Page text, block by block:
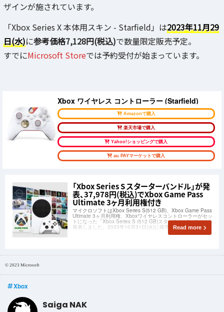
ザインが施されています。
「Xbox Series X 本体用スキン - Starfield」は2023年11月29
日(水)に参考価格7,128円(税込)で数量限定販売予定。
すでにMicrosoft Storeでは予約受付が始まっています。
Xbox ワイヤレス コントローラー (Starfield)
Amazonで購入
楽天市場で購入
Yahoo!ショッピングで購入
au PAYマーケットで購入
「Xbox Series S スターターバンドル」が発
表、37,978円(税込)でXbox Game Pass
Ultimate 3ヶ月利用権付き
マイクロソフトはXbox Series S(512 GB)、Xbox Game Pass
Ultimate 3ヶ月利用権、Xboxワイヤレスコントローラーがセッ
トになった「Xbox Series S (512 GB)スターターバンドル」を
発表しました。2023年10月31日(火)に発売されます。
Read more
© 2023 Microsoft
Xbox
Saiga NAK